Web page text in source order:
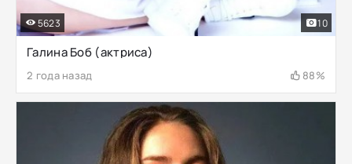
Галина Боб (актриса)
2 года назад 88%
5623 10